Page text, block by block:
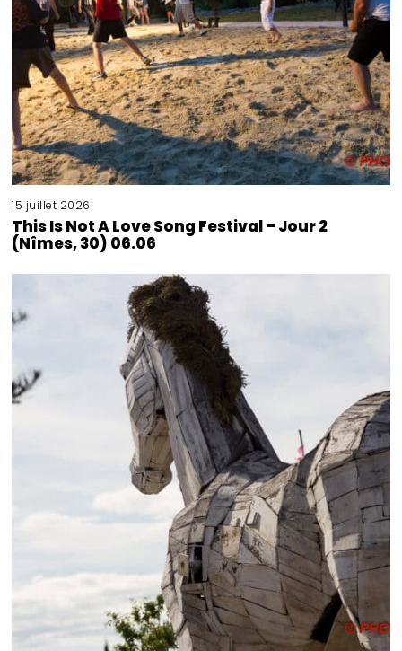
15 juillet 2026
This Is Not A Love Song Festival – Jour 2
(Nîmes, 30) 06.06